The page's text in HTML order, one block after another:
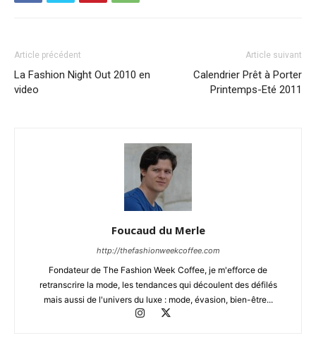
Article précédent
La Fashion Night Out 2010 en
video
Article suivant
Calendrier Prêt à Porter
Printemps-Eté 2011
Foucaud du Merle
http://thefashionweekcoffee.com
Fondateur de The Fashion Week Coffee, je m'efforce de
retranscrire la mode, les tendances qui découlent des défilés
mais aussi de l'univers du luxe : mode, évasion, bien-être...